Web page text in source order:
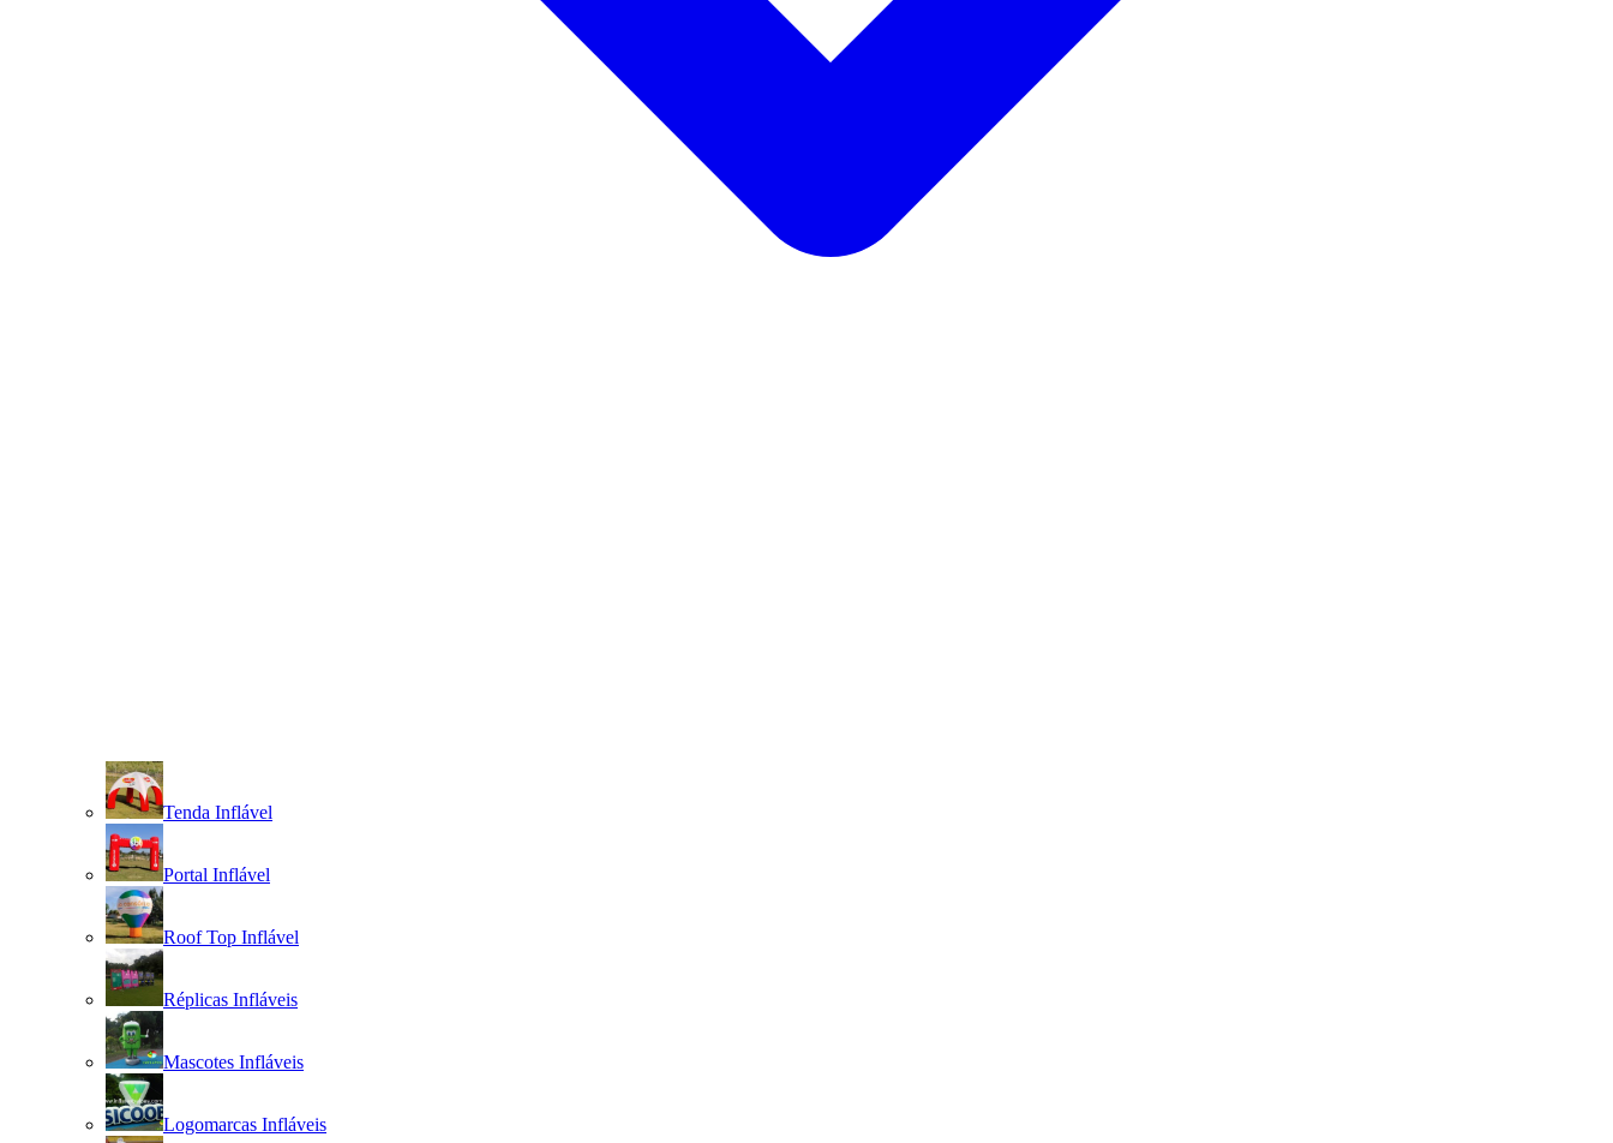
Tenda Inflável
Portal Inflável
Roof Top Inflável
Réplicas Infláveis
Mascotes Infláveis
Logomarcas Infláveis